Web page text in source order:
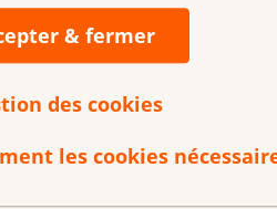
& fermer
des cookies
les cookies
contre le cancer ?